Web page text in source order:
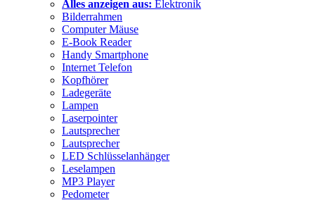
Alles anzeigen aus: Elektronik
Bilderrahmen
Computer Mäuse
E-Book Reader
Handy Smartphone
Internet Telefon
Kopfhörer
Ladegeräte
Lampen
Laserpointer
Lautsprecher
Lautsprecher
LED Schlüsselanhänger
Leselampen
MP3 Player
Pedometer